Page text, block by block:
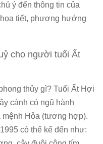
ý đến thông tin của
tiết, phương hướng
cho người tuổi Ất
thủy gì? Tuổi Ất Hợi
cảnh có ngũ hành
mệnh Hỏa (tương hợp).
có thể kể đến như: